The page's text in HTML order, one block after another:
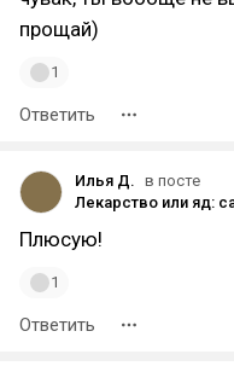
прощай)
1
Ответить
Илья Д. в посте
Плюсую!
1
Ответить